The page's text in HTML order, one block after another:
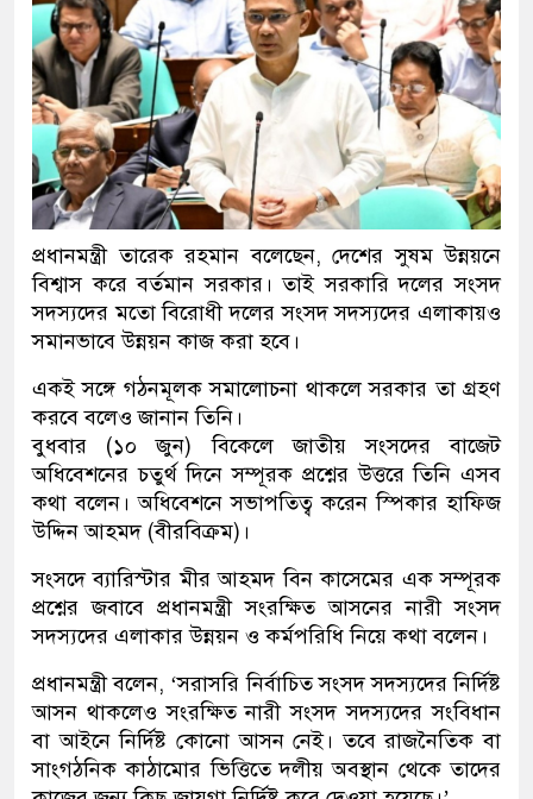
প্রধানমন্ত্রী তারেক রহমান বলেছেন, দেশের সুষম উন্নয়নে
বিশ্বাস করে বর্তমান সরকার। তাই সরকারি দলের সংসদ
সদস্যদের মতো বিরোধী দলের সংসদ সদস্যদের এলাকায়ও
সমানভাবে উন্নয়ন কাজ করা হবে।
একই সঙ্গে গঠনমূলক সমালোচনা থাকলে সরকার তা গ্রহণ
করবে বলেও জানান তিনি।
বুধবার (১০ জুন) বিকেলে জাতীয় সংসদের বাজেট
অধিবেশনের চতুর্থ দিনে সম্পূরক প্রশ্নের উত্তরে তিনি এসব
কথা বলেন। অধিবেশনে সভাপতিত্ব করেন স্পিকার হাফিজ
উদ্দিন আহমদ (বীরবিক্রম)।
সংসদে ব্যারিস্টার মীর আহমদ বিন কাসেমের এক সম্পূরক
প্রশ্নের জবাবে প্রধানমন্ত্রী সংরক্ষিত আসনের নারী সংসদ
সদস্যদের এলাকার উন্নয়ন ও কর্মপরিধি নিয়ে কথা বলেন।
প্রধানমন্ত্রী বলেন, ‘সরাসরি নির্বাচিত সংসদ সদস্যদের নির্দিষ্ট
আসন থাকলেও সংরক্ষিত নারী সংসদ সদস্যদের সংবিধান
বা আইনে নির্দিষ্ট কোনো আসন নেই। তবে রাজনৈতিক বা
সাংগঠনিক কাঠামোর ভিত্তিতে দলীয় অবস্থান থেকে তাদের